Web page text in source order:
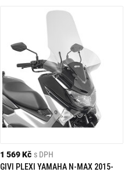
1 569 Kč s DPH
GIVI PLEXI YAMAHA N-MAX 2015-